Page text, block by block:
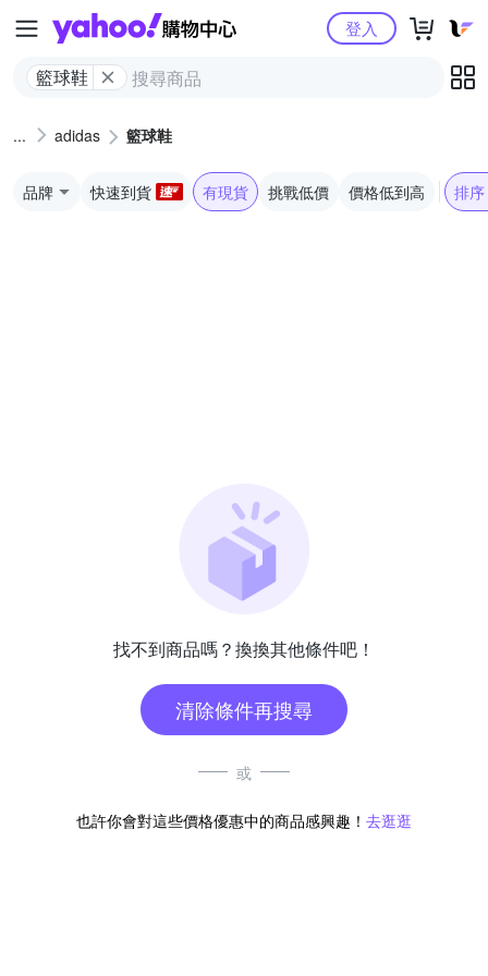
Yahoo購物中心
籃球鞋
登入
adidas 籃球鞋
品牌 快速到貨 有現貨 挑戰低價 價格低到高 排序
找不到商品嗎？換換其他條件吧！
清除條件再搜尋
或
也許你會對這些價格優惠中的商品感興趣！ 去逛逛